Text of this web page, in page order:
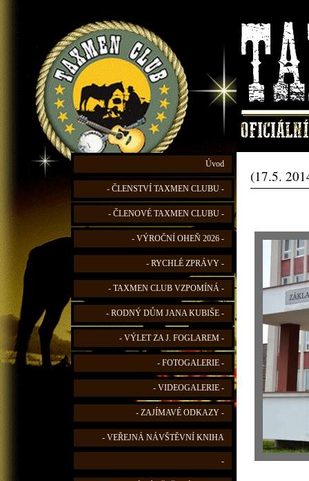
Úvod
- ČLENSTVÍ TAXMEN CLUBU -
- ČLENOVÉ TAXMEN CLUBU -
- VÝROČNÍ OHEŇ 2026 -
- RYCHLÉ ZPRÁVY -
- TAXMEN CLUB VZPOMÍNÁ -
- RODNÝ DŮM JANA KUBIŠE -
- VÝLET ZA J. FOGLAREM -
- FOTOGALERIE -
- VIDEOGALERIE -
- ZAJÍMAVÉ ODKAZY -
- VEŘEJNÁ NÁVŠTĚVNÍ KNIHA
-
(17.5.